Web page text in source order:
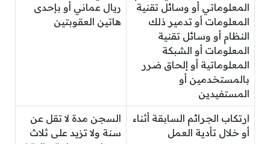
المعلوماتي أو وسائل تقنية
المعلومات أو تدمير ذلك
النظام أو وسائل تقنية
المعلومات أو الشبكة
المعلوماتية أو إلحاق ضرر
بالمستخدمين أو
المستفيدين
ريال عماني أو بإحدى
هاتين العقوبتين
ارتكاب الجرائم السابقة أثناء
أو خلال تأدية العمل
السجن مدة لا تقل عن
سنة ولا تزيد على ثلاث